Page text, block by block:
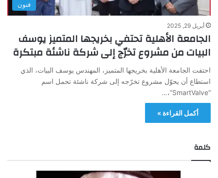
فنون
أبريل 29, 2025
الجامعة الأهلية تحتفي بخريجها المتميز يوسف
البيات من مشروع تخرّج إلى شركة ناشئة مبتكرة
احتفت الجامعة الأهلية بخريجها المتميز، المهندس يوسف البيات، الذي
استطاع أن يحوّل مشروع تخرّجه إلى شركة ناشئة تحمل اسم
“SmartValve”،…
أكمل القراءة »
كلمة